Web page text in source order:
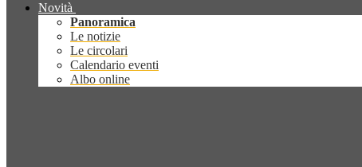
Novità
Panoramica
Le notizie
Le circolari
Calendario eventi
Albo online